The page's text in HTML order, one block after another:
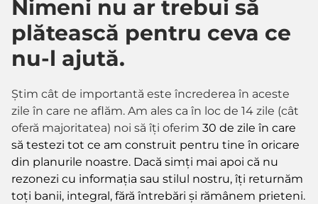
Nimeni nu ar trebui să
plătească pentru ceva ce
nu-l ajută.
Știm cât de importantă este încrederea în aceste
zile în care ne aflăm. Am ales ca în loc de 14 zile (cât
oferă majoritatea) noi să îți oferim 30 de zile în care
să testezi tot ce am construit pentru tine în oricare
din planurile noastre. Dacă simți mai apoi că nu
rezonezi cu informația sau stilul nostru, îți returnăm
toți banii, integral, fără întrebări și rămânem prieteni.